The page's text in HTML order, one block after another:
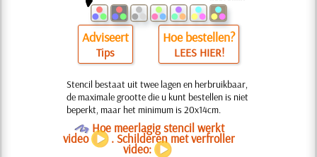
Adviseert
Tips
Hoe bestellen?
LEES HIER!
Stencil bestaat uit twee lagen en herbruikbaar,
de maximale grootte die u kunt bestellen is niet
beperkt, maar het minimum is 20x14cm.
OHoe meerlagig stencil werkt
video . Schilderen met verfroller
video: